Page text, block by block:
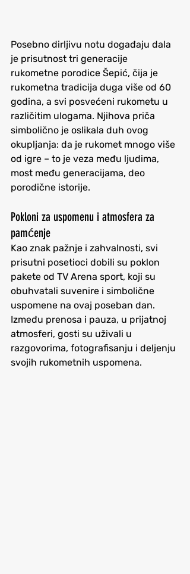
Posebno dirljivu notu događaju dala
je prisutnost tri generacije
rukometne porodice Šepić, čija je
rukometna tradicija duga više od 60
godina, a svi posvećeni rukometu u
različitim ulogama. Njihova priča
simbolično je oslikala duh ovog
okupljanja: da je rukomet mnogo više
od igre – to je veza među ljudima,
most među generacijama, deo
porodične istorije.
Pokloni za uspomenu i atmosfera za
pamćenje
Kao znak pažnje i zahvalnosti, svi
prisutni posetioci dobili su poklon
pakete od TV Arena sport, koji su
obuhvatali suvenire i simbolične
uspomene na ovaj poseban dan.
Između prenosa i pauza, u prijatnoj
atmosferi, gosti su uživali u
razgovorima, fotografisanju i deljenju
svojih rukometnih uspomena.